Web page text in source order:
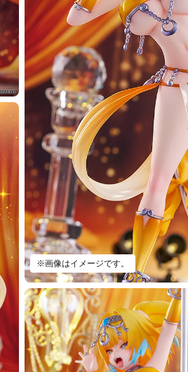
※画像はイメージです。